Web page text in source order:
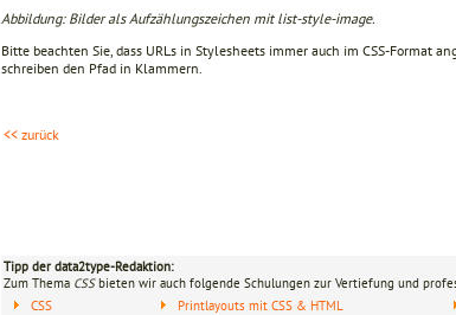
Abbildung: Bilder als Aufzählungszeichen mit list-style-image.
Bitte beachten Sie, dass URLs in Stylesheets immer auch im CSS-Format
schreiben den Pfad in Klammern.
<< zurück
Tipp der data2type-Redaktion:
Zum Thema CSSbieten wir auch folgende Schulungen zur Vertiefung und
CSS
Printlayouts mit CSS & HTML